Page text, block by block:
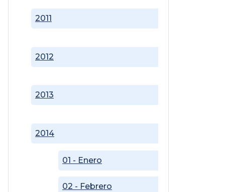
2011
2012
2013
2014
01 - Enero
02 - Febrero